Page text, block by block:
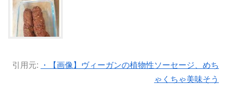
引用元:
・【画像】ヴィーガンの植物性ソーセージ、めち
ゃくちゃ美味そう